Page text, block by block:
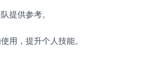
提供参考。
用，提升个人技能。